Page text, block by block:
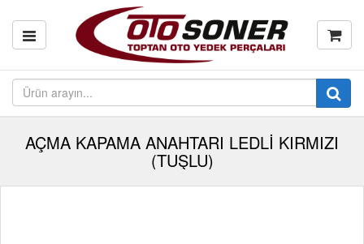
AÇMA KAPAMA ANAHTARI LEDLİ KIRMIZI
(TUŞLU)